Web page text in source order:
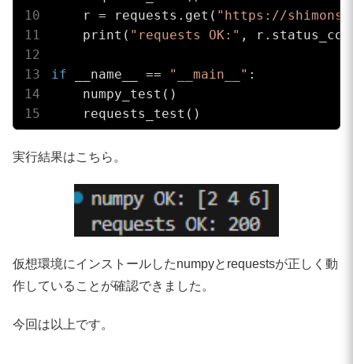
    r = requests.get(
"https://shimons-
    print(
"requests OK:" ,
if __name__ == "__main__" :
    numpy_test()
    requests_test()
実行結果はこちら。
仮想環境にインストールしたnumpyとrequestsが正しく動
作していることが確認できました。
今回は以上です。